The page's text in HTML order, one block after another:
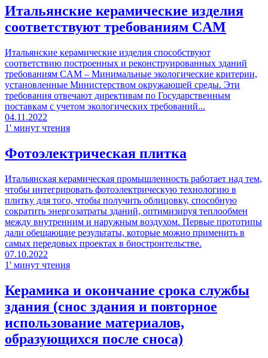
Итальянские керамические изделия
соответствуют требованиям CAM
Итальянские керамические изделия способствуют
соответствию построенных и реконструированных зданий
требованиям CAM – Минимальные экологические критерии,
установленные Министерством окружающей среды. Эти
требования отвечают директивам по Государственным
поставкам с учетом экологических требований...
04.11.2022
1' минут чтения
Фотоэлектрическая плитка
Итальянская керамическая промышленность работает над тем,
чтобы интегрировать фотоэлектрическую технологию в
плитку для того, чтобы получить облицовку, способную
сократить энергозатраты зданий, оптимизируя теплообмен
между внутренним и наружным воздухом. Первые прототипы
дали обещающие результаты, которые можно применить в
самых передовых проектах в биостроительстве.
07.10.2022
1' минут чтения
Керамика и окончание срока службы
здания (снос здания и повторное
использование материалов,
образующихся после сноса)